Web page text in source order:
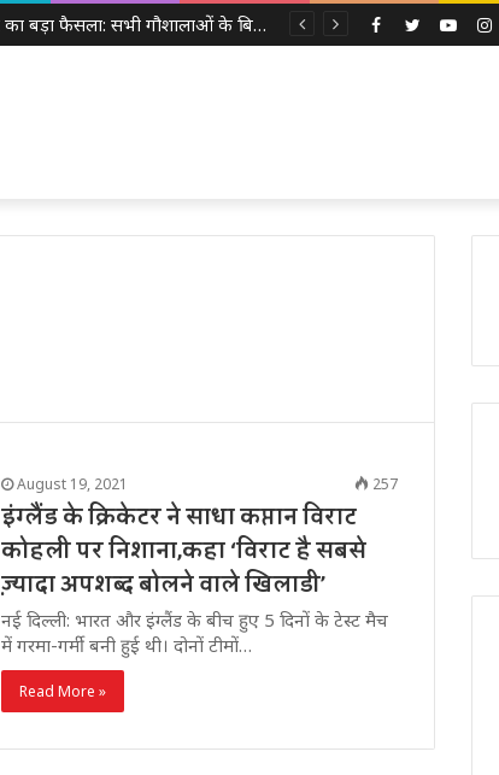
पंजाब सरकार का बड़ा फैसला: सभी गौशालाओं के बिजली बिल होंगे माफ, 152 नई गौशालाओं को मिलेगा लाभ Twitter
Facebook
August 19, 2021 257
इंग्लैंड के क्रिकेटर ने साधा कप्तान विराट
कोहली पर निशाना,कहा ‘विराट है सबसे
ज़्यादा अपशब्द बोलने वाले खिलाडी’
नई दिल्ली: भारत और इंग्लैंड के बीच हुए 5 दिनों के टेस्ट मैच
में गरमा-गर्मी बनी हुई थी। दोनों टीमों…
Read More »